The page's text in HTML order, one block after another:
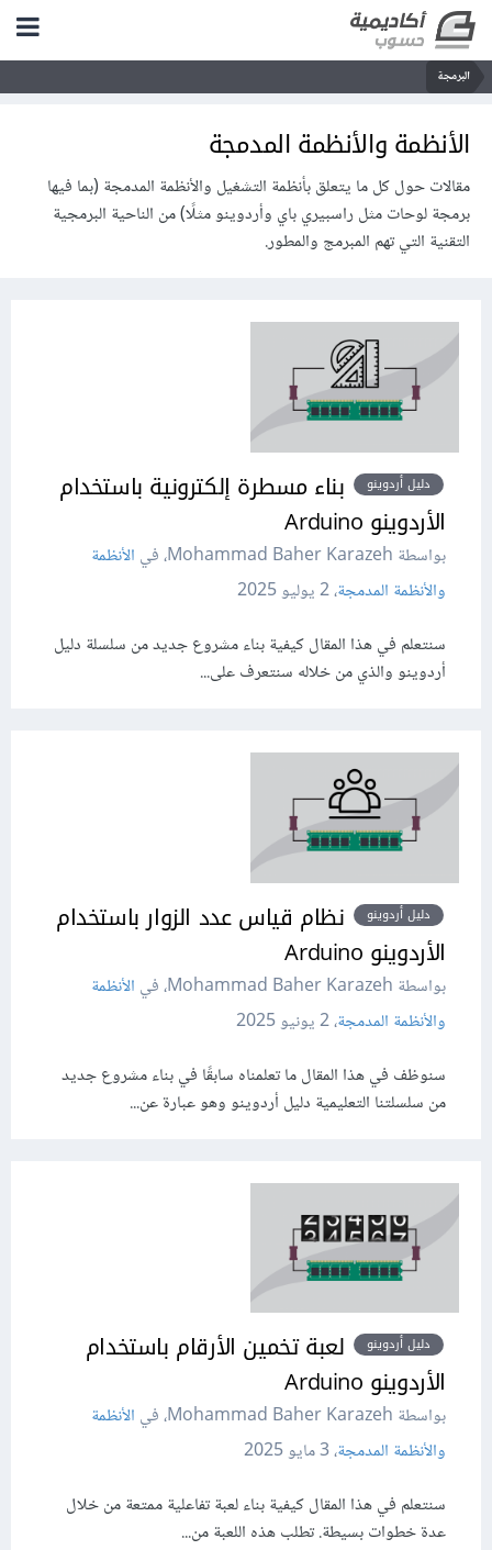
البرمجة
الأنظمة والأنظمة المدمجة
مقالات حول كل ما يتعلق بأنظمة التشغيل والأنظمة المدمجة (بما فيها
برمجة لوحات مثل راسبيري باي وأردوينو مثلًا) من الناحية البرمجية
التقنية التي تهم المبرمج والمطور.
دليل أردوينو
بناء مسطرة إلكترونية باستخدام
الأردوينو Arduino
بواسطة Mohammad Baher Karazeh، في
الأنظمة
والأنظمة المدمجة،2 يوليو 2025
سنتعلم في هذا المقال كيفية بناء مشروع جديد من سلسلة دليل
أردوينو والذي من خلاله سنتعرف على...
دليل أردوينو
نظام قياس عدد الزوار باستخدام
الأردوينو Arduino
بواسطة Mohammad Baher Karazeh، في
الأنظمة
والأنظمة المدمجة،2 يونيو 2025
سنوظف في هذا المقال ما تعلمناه سابقًا في بناء مشروع جديد
من سلسلتنا التعليمية دليل أردوينو وهو عبارة عن...
دليل أردوينو
لعبة تخمين الأرقام باستخدام
الأردوينو Arduino
بواسطة Mohammad Baher Karazeh، في
الأنظمة
والأنظمة المدمجة،3 مايو 2025
سنتعلم في هذا المقال كيفية بناء لعبة تفاعلية ممتعة من خلال
عدة خطوات بسيطة. تطلب هذه اللعبة من...